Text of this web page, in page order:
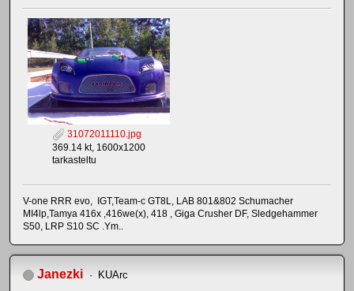
31072011110.jpg
369.14 kt, 1600x1200
tarkasteltu
V-one RRR evo, IGT,Team-c GT8L, LAB 801&802 Schumacher
MI4lp,Tamya 416x ,416we(x), 418 , Giga Crusher DF, Sledgehammer
S50, LRP S10 SC .Ym..
Janezki KUArc